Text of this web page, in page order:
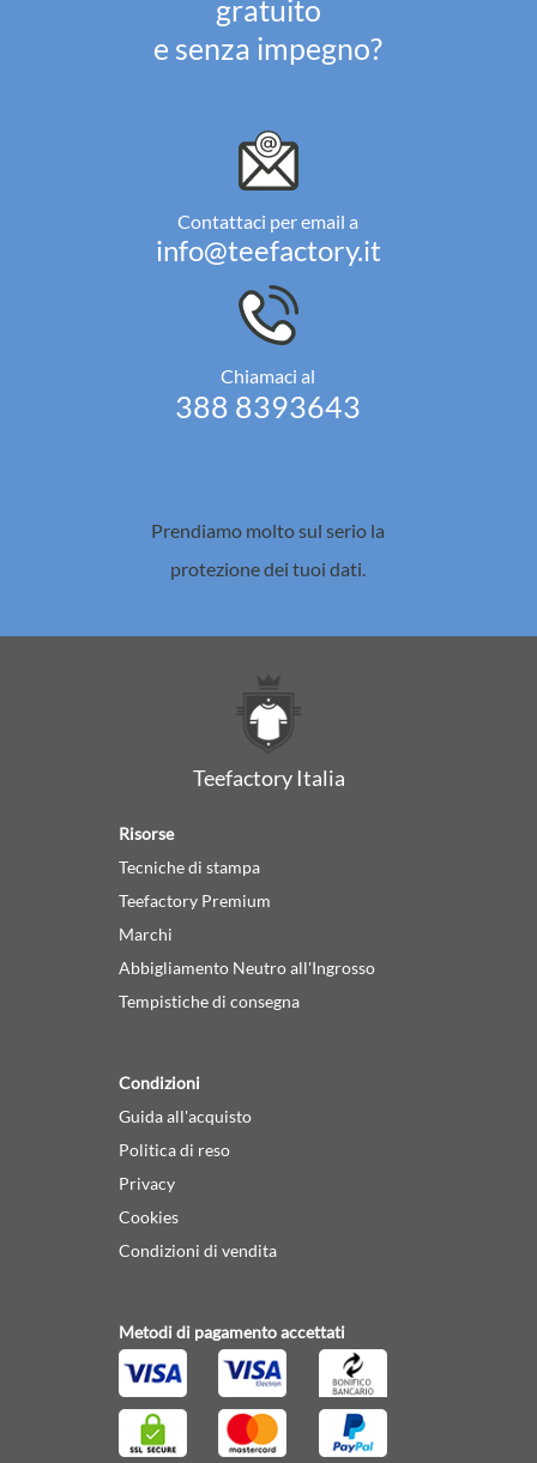
gratuito
e senza impegno?
Contattaci per email a
info@teefactory.it
Chiamaci al
388 8393643
Prendiamo molto sul serio la
protezione dei tuoi dati.
Teefactory Italia
Risorse
Tecniche di stampa
Teefactory Premium
Marchi
Abbigliamento Neutro all'Ingrosso
Tempistiche di consegna
Condizioni
Guida all'acquisto
Politica di reso
Privacy
Cookies
Condizioni di vendita
Metodi di pagamento accettati